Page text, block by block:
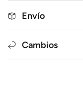
Envío
Cambios